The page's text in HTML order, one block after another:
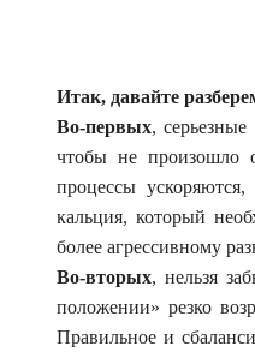
Итак, давайте
Во-первых,
чтобы не произошло
процессы
кальция, который
более агрессивному
Во-вторых, нельзя
положении» резко
Правильное и